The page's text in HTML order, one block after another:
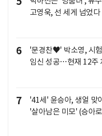
고영욱, 선 세게 넘었다
6
'문경찬♥' 박소영, 시
임신 성공…현재 12주
7
'41세' 윤승아, 생얼 맞
'살아남은 미모' (승아